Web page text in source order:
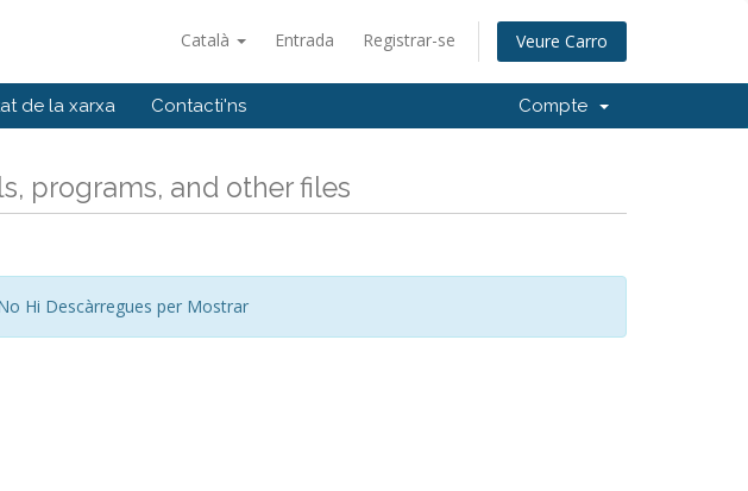
Català Entrada Registrar-se Veure Carro
de la xarxa Contacti'ns Compte
programs, and other files
Hi Descàrregues per Mostrar